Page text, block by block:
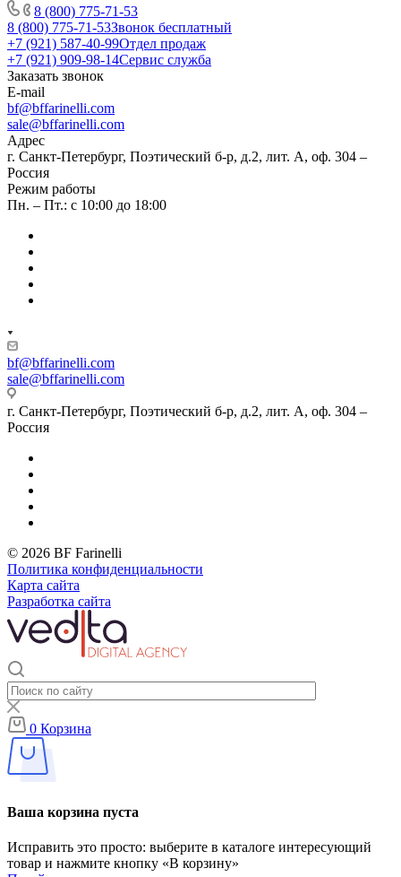
8 (800) 775-71-53
8 (800) 775-71-53Звонок бесплатный
+7 (921) 587-40-99Отдел продаж
+7 (921) 909-98-14Сервис служба
Заказать звонок
E-mail
bf@bffarinelli.com
sale@bffarinelli.com
Адрес
г. Санкт-Петербург, Поэтический б-р, д.2, лит. А, оф. 304 –
Россия
Режим работы
Пн. – Пт.: с 10:00 до 18:00
bf@bffarinelli.com
sale@bffarinelli.com
г. Санкт-Петербург, Поэтический б-р, д.2, лит. А, оф. 304 –
Россия
© 2026 BF Farinelli
Политика конфиденциальности
Карта сайта
Разработка сайта
0 Корзина
Ваша корзина пуста
Исправить это просто: выберите в каталоге интересующий
товар и нажмите кнопку «В корзину»